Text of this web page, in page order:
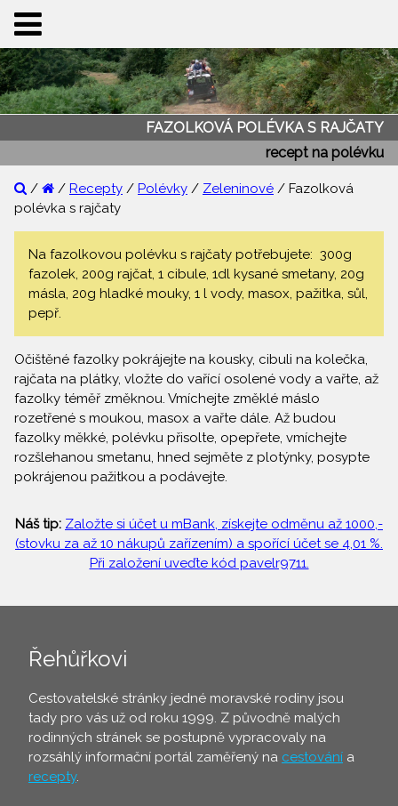
FAZOLKOVÁ POLÉVKA S RAJČATY
recept na polévku
/ / Recepty / Polévky / Zeleninové / Fazolková
polévka s rajčaty
Na fazolkovou polévku s rajčaty potřebujete: 300g
fazolek, 200g rajčat, 1 cibule, 1dl kysané smetany, 20g
másla, 20g hladké mouky, 1 l vody, masox, pažitka, sůl,
pepř.
Očištěné fazolky pokrájejte na kousky, cibuli na kolečka,
rajčata na plátky, vložte do vařící osolené vody a vařte, až
fazolky téměř změknou. Vmíchejte změklé máslo
rozetřené s moukou, masox a vařte dále. Až budou
fazolky měkké, polévku přisolte, opepřete, vmíchejte
rozšlehanou smetanu, hned sejměte z plotýnky, posypte
pokrájenou pažitkou a podávejte.
Náš tip: Založte si účet u mBank, získejte odměnu až 1000,-
(stovku za až 10 nákupů zařízením) a spořící účet se 4,01 %.
Při založení uveďte kód pavelr9711.
Řehůřkovi
Cestovatelské stránky jedné moravské rodiny jsou
tady pro vás už od roku 1999. Z původně malých
rodinných stránek se postupně vypracovaly na
rozsáhlý informační portál zaměřený na cestování a
recepty.